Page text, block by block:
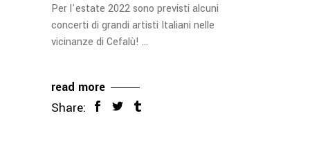
Per l'estate 2022 sono previsti alcuni
concerti di grandi artisti Italiani nelle
vicinanze di Cefalù!
read more
Share: